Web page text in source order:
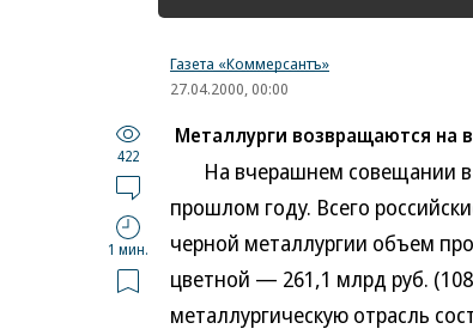
Газета «Коммерсантъ»
27.04.2000, 00:00
422
1 мин.
Металлурги возвращаются на
На вчерашнем совещании в
прошлом году. Всего
черной металлургии объем
цветной — 261,1 млрд руб.
металлургическую отрасль